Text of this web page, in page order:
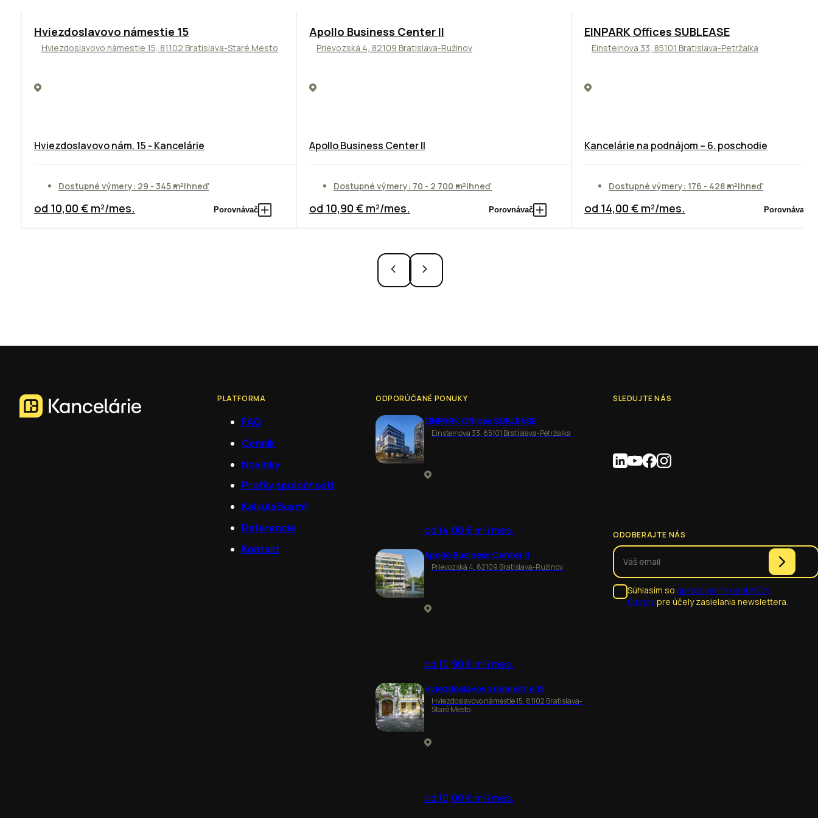
ODPORÚČAME
Hviezdoslavovo námestie 15
Hviezdoslavovo námestie 15, 81102 Bratislava-Staré Mesto
Hviezdoslavovo nám. 15 - Kancelárie
Dostupné výmery: 29 - 345 m²Ihneď
od 10,00 € m²/mes. Porovnávač
TOP NOVINKA ODPORÚČAME
Apollo Business Center II
Prievozská 4, 82109 Bratislava-Ružinov
Apollo Business Center II
Dostupné výmery: 70 - 2 700 m²Ihneď
od 10,90 € m²/mes. Porovnávač
TOP ODPORÚČAME
EINPARK Offices SUBLEASE
Einsteinova 33, 85101 Bratislava-Petržalka
Kancelárie na podnájom – 6. poschodie
Dostupné výmery: 176 - 428 m²Ihneď
od 14,00 € m²/mes. Porovnávač
PLATFORMA
FAQ
Cenník
Novinky
Profily spoločností
Kalkulačka m²
Referencie
Kontakt
ODPORÚČANÉ PONUKY
EINPARK Offices SUBLEASE
Einsteinova 33, 85101 Bratislava-Petržalka
od 14,00 € m²/mes.
Apollo Business Center II
Prievozská 4, 82109 Bratislava-Ružinov
od 10,90 € m²/mes.
Hviezdoslavovo námestie 15
Hviezdoslavovo námestie 15, 81102 Bratislava-
Staré Mesto
od 10,00 € m²/mes.
SLEDUJTE NÁS
ODOBERAJTE NÁS
Súhlasím so spracúvaním osobných
údajovpre účely zasielania newslettera.